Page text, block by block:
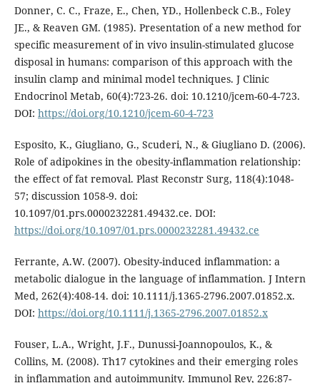
Donner, C. C., Fraze, E., Chen, YD., Hollenbeck C.B., Foley
JE., & Reaven GM. (1985). Presentation of a new method for
specific measurement of in vivo insulin-stimulated glucose
disposal in humans: comparison of this approach with the
insulin clamp and minimal model techniques. J Clinic
Endocrinol Metab, 60(4):723-26. doi: 10.1210/jcem-60-4-723.
DOI: https://doi.org/10.1210/jcem-60-4-723
Esposito, K., Giugliano, G., Scuderi, N., & Giugliano D. (2006).
Role of adipokines in the obesity-inflammation relationship:
the effect of fat removal. Plast Reconstr Surg, 118(4):1048-
57; discussion 1058-9. doi:
10.1097/01.prs.0000232281.49432.ce. DOI:
https://doi.org/10.1097/01.prs.0000232281.49432.ce
Ferrante, A.W. (2007). Obesity-induced inflammation: a
metabolic dialogue in the language of inflammation. J Intern
Med, 262(4):408-14. doi: 10.1111/j.1365-2796.2007.01852.x.
DOI: https://doi.org/10.1111/j.1365-2796.2007.01852.x
Fouser, L.A., Wright, J.F., Dunussi-Joannopoulos, K., &
Collins, M. (2008). Th17 cytokines and their emerging roles
in inflammation and autoimmunity. Immunol Rev, 226:87-